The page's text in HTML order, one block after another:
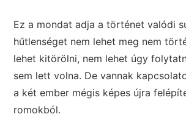
Ez a mondat adja a történet valódi
hűtlenséget nem lehet meg nem
lehet kitörölni, nem lehet úgy
sem lett volna. De vannak
a két ember mégis képes újra
romokból.